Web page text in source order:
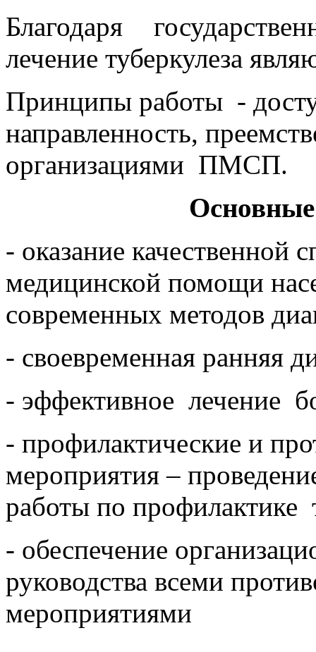
Благодаря
лечение туберкулеза
Принципы работы -
направленность,
организациями ПМСП.
- оказание качественной
медицинской помощи
современных методов
- своевременная ранняя
- эффективное лечение
- профилактические и
мероприятия –
работы по профилактике
- обеспечение
руководства всеми
мероприятиями